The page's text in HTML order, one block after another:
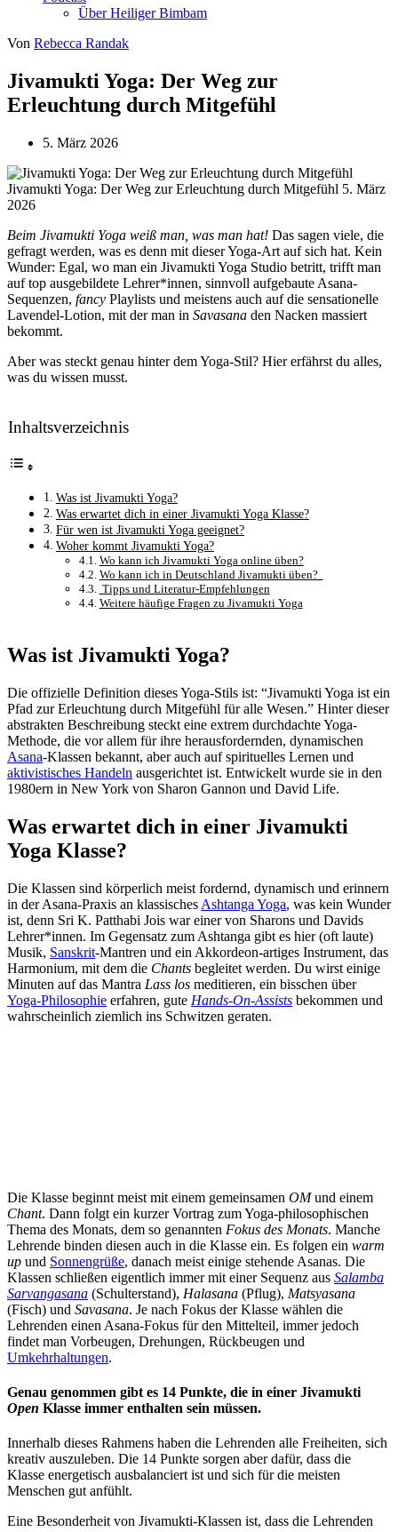
Über Heiliger Bimbam
Von Rebecca Randak
Jivamukti Yoga: Der Weg zur
Erleuchtung durch Mitgefühl
5. März 2026
Jivamukti Yoga: Der Weg zur Erleuchtung durch Mitgefühl 5. März
2026
Beim Jivamukti Yoga weiß man, was man hat! Das sagen viele, die
gefragt werden, was es denn mit dieser Yoga-Art auf sich hat. Kein
Wunder: Egal, wo man ein Jivamukti Yoga Studio betritt, trifft man
auf top ausgebildete Lehrer*innen, sinnvoll aufgebaute Asana-
Sequenzen, fancy Playlists und meistens auch auf die sensationelle
Lavendel-Lotion, mit der man in Savasana den Nacken massiert
bekommt.
Aber was steckt genau hinter dem Yoga-Stil? Hier erfährst du alles,
was du wissen musst.
Inhaltsverzeichnis
Was ist Jivamukti Yoga?
Was erwartet dich in einer Jivamukti Yoga Klasse?
Für wen ist Jivamukti Yoga geeignet?
Woher kommt Jivamukti Yoga?
Wo kann ich Jivamukti Yoga online üben?
Wo kann ich in Deutschland Jivamukti üben?
Tipps und Literatur-Empfehlungen
Weitere häufige Fragen zu Jivamukti Yoga
Was ist Jivamukti Yoga?
Die offizielle Definition dieses Yoga-Stils ist: “Jivamukti Yoga ist ein
Pfad zur Erleuchtung durch Mitgefühl für alle Wesen.” Hinter dieser
abstrakten Beschreibung steckt eine extrem durchdachte Yoga-
Methode, die vor allem für ihre herausfordernden, dynamischen
Asana-Klassen bekannt, aber auch auf spirituelles Lernen und
aktivistisches Handeln ausgerichtet ist. Entwickelt wurde sie in den
1980ern in New York von Sharon Gannon und David Life.
Was erwartet dich in einer Jivamukti
Yoga Klasse?
Die Klassen sind körperlich meist fordernd, dynamisch und erinnern
in der Asana-Praxis an klassisches Ashtanga Yoga, was kein Wunder
ist, denn Sri K. Patthabi Jois war einer von Sharons und Davids
Lehrer*innen. Im Gegensatz zum Ashtanga gibt es hier (oft laute)
Musik, Sanskrit-Mantren und ein Akkordeon-artiges Instrument, das
Harmonium, mit dem die Chants begleitet werden. Du wirst einige
Minuten auf das Mantra Lass los meditieren, ein bisschen über
Yoga-Philosophie erfahren, gute Hands-On-Assists bekommen und
wahrscheinlich ziemlich ins Schwitzen geraten.
Die Klasse beginnt meist mit einem gemeinsamen OMund einem
Chant. Dann folgt ein kurzer Vortrag zum Yoga-philosophischen
Thema des Monats, dem so genannten Fokus des Monats. Manche
Lehrende binden diesen auch in die Klasse ein. Es folgen ein warm
up und Sonnengrüße, danach meist einige stehende Asanas. Die
Klassen schließen eigentlich immer mit einer Sequenz aus Salamba
Sarvangasana (Schulterstand), Halasana (Pflug), Matsyasana
(Fisch) und Savasana. Je nach Fokus der Klasse wählen die
Lehrenden einen Asana-Fokus für den Mittelteil, immer jedoch
findet man Vorbeugen, Drehungen, Rückbeugen und
Umkehrhaltungen.
Genau genommen gibt es 14 Punkte, die in einer Jivamukti
Open Klasse immer enthalten sein müssen.
Innerhalb dieses Rahmens haben die Lehrenden alle Freiheiten, sich
kreativ auszuleben. Die 14 Punkte sorgen aber dafür, dass die
Klasse energetisch ausbalanciert ist und sich für die meisten
Menschen gut anfühlt.
Eine Besonderheit von Jivamukti-Klassen ist, dass die Lehrenden